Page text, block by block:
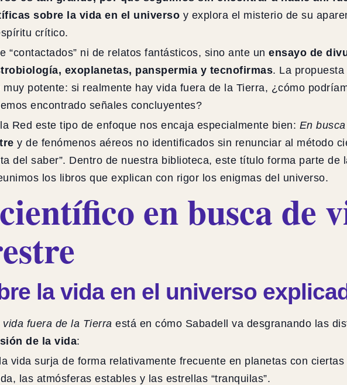
sobre la vida en el universo y explora el misterio de su
crítico.
“contactados” ni de relatos fantásticos, sino ante un ensayo de
exoplanetas, panspermia y tecnofirmas. La propuesta
potente: si realmente hay vida fuera de la Tierra, ¿cómo
encontrado señales concluyentes?
Red este tipo de enfoque nos encaja especialmente bien: En
y de fenómenos aéreos no identificados sin renunciar al método
del saber”. Dentro de nuestra biblioteca, este título forma parte de
los libros que explican con rigor los enigmas del universo.
en busca de
la vida en el universo
fuera de la Tierra está en cómo Sabadell va desgranando las
de la vida:
vida surja de forma relativamente frecuente en planetas con ciertas
las atmósferas estables y las estrellas “tranquilas”.